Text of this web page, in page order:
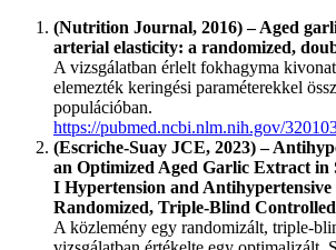
(Nutrition Journal, 2016) – Aged
arterial elasticity: a randomized,
A vizsgálatban érlelt fokhagyma
elemezték keringési paraméterekkel
populációban.
https://pubmed.ncbi.nlm.nih.gov/
(Escriche-Suay JCE, 2023) –
an Optimized Aged Garlic Extract in
I Hypertension and
Randomized, Triple-Blind
A közlemény egy randomizált, triple-